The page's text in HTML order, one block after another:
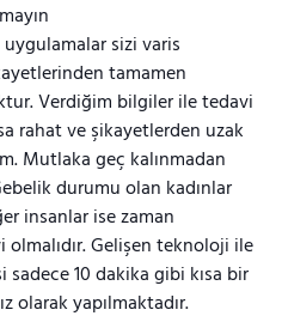
sizi varis
tamamen
Verdiğim bilgiler ile tedavi
rahat ve şikayetlerden uzak
Mutlaka geç kalınmadan
durumu olan kadınlar
insanlar ise zaman
Gelişen teknoloji ile
10 dakika gibi kısa bir
olarak yapılmaktadır.